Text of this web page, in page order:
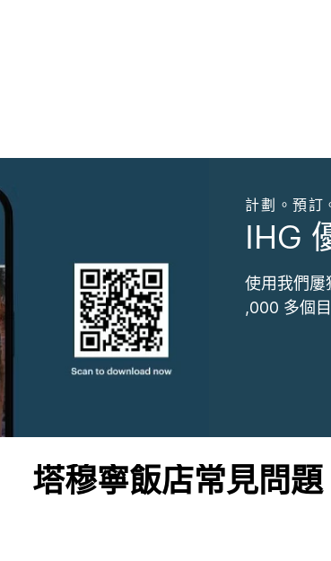
計劃。預訂
IHG
使用我們屢
,000 多個
塔穆寧飯店常見問題